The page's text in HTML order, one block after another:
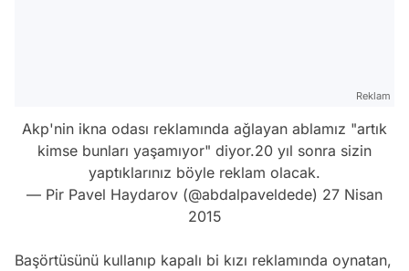
Reklam
Akp'nin ikna odası reklamında ağlayan ablamız "artık
kimse bunları yaşamıyor" diyor.20 yıl sonra sizin
yaptıklarınız böyle reklam olacak.
— Pir Pavel Haydarov (@abdalpaveldede) 27 Nisan
2015
Başörtüsünü kullanıp kapalı bi kızı reklamında oynatan,